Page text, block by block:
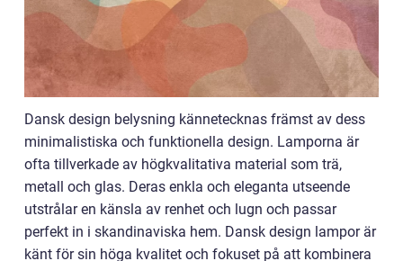
Dansk design belysning kännetecknas främst av dess
minimalistiska och funktionella design. Lamporna är
ofta tillverkade av högkvalitativa material som trä,
metall och glas. Deras enkla och eleganta utseende
utstrålar en känsla av renhet och lugn och passar
perfekt in i skandinaviska hem. Dansk design lampor är
känt för sin höga kvalitet och fokuset på att kombinera